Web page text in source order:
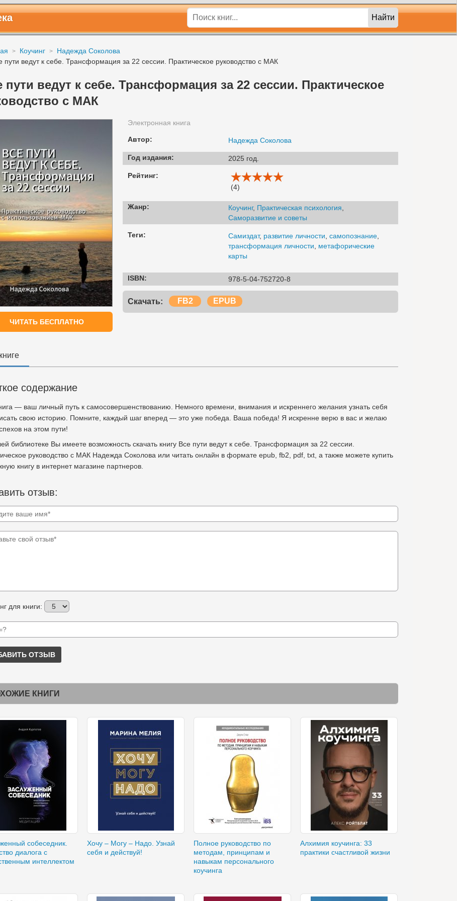
Найти
Коучинг
Надежда Соколова
пути ведут к себе. Трансформация за 22 сессии. Практическое руководство с МАК
пути ведут к себе. Трансформация за 22 сессии. Практическое
с МАК
ЧИТАТЬ БЕСПЛАТНО
Электронная книга
Автор: Надежда Соколова
Год издания: 2025 год.
Рейтинг:
(4)
Жанр: Коучинг, Практическая психология
Саморазвитие и советы
Теги: Самиздат, развитие личности самопознание
трансформация личности
метафорические
карты
ISBN: 978-5-04-752720-8
Скачать: FB2 EPUB
содержание
— ваш личный путь к самосовершенствованию. Немного времени, внимания и искреннего желания узнать себя
свою историю. Помните, каждый шаг вперед — это уже победа. Ваша победа! Я искренне верю в вас и желаю
на этом пути!
библиотеке Вы имеете возможность скачать книгу Все пути ведут к себе. Трансформация за 22 сессии.
руководство с МАК Надежда Соколова или читать онлайн в формате epub, fb2, pdf, txt, а также можете купить
книгу в интернет магазине партнеров.
отзыв:
для книги:
ОТЗЫВ
КНИГИ
собеседник.
диалога с
интеллектом
Хочу – Mогу – Надо. Узнай
себя и действуй!
Полное руководство по
методам, принципам и
навыкам персонального
коучинга
Алхимия коучинга: 33
практики счастливой жизни